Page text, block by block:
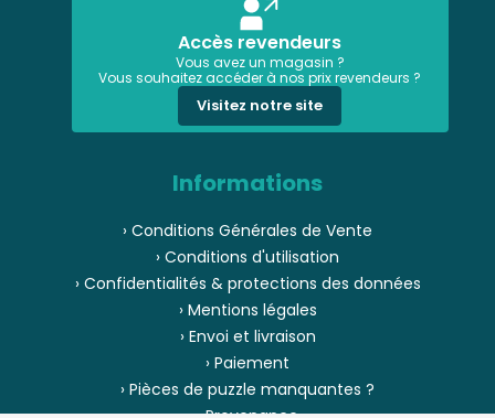
Accès revendeurs
Vous avez un magasin ?
Vous souhaitez accéder à nos prix revendeurs ?
Visitez notre site
Informations
› Conditions Générales de Vente
› Conditions d'utilisation
› Confidentialités & protections des données
› Mentions légales
› Envoi et livraison
› Paiement
› Pièces de puzzle manquantes ?